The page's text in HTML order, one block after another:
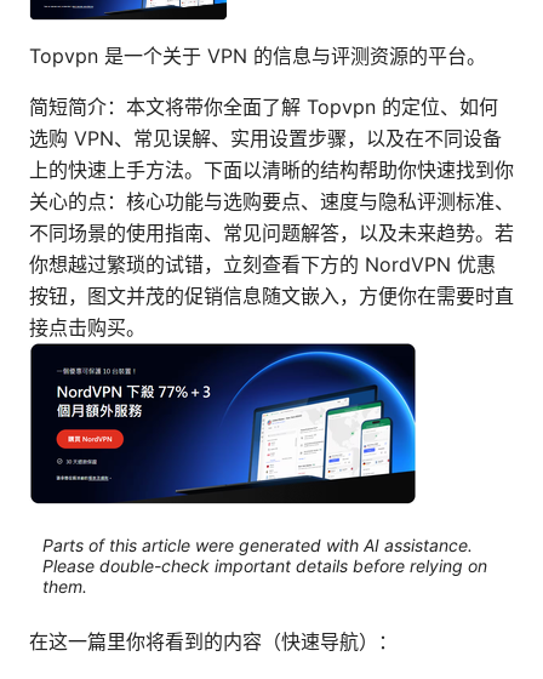
Topvpn 是一个关于 VPN 的信息与评测资源的平台。
简短简介：本文将带你全面了解 Topvpn 的定位、如何
选购 VPN、常见误解、实用设置步骤，以及在不同设备
上的快速上手方法。下面以清晰的结构帮助你快速找到你
关心的点：核心功能与选购要点、速度与隐私评测标准、
不同场景的使用指南、常见问题解答，以及未来趋势。若
你想越过繁琐的试错，立刻查看下方的 NordVPN 优惠
按钮，图文并茂的促销信息随文嵌入，方便你在需要时直
接点击购买。
Parts of this article were generated with AI assistance.
Please double-check important details before relying on
them.
在这一篇里你将看到的内容（快速导航）：